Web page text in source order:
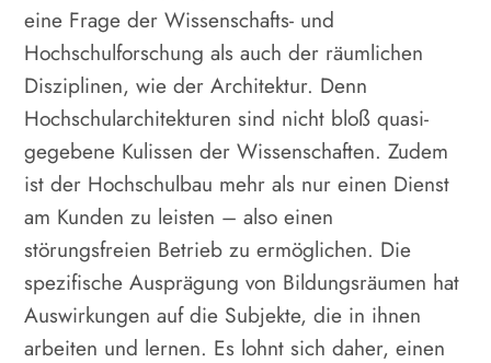
eine Frage der Wissenschafts- und
Hochschulforschung als auch der räumlichen
Disziplinen, wie der Architektur. Denn
Hochschularchitekturen sind nicht bloß quasi-
gegebene Kulissen der Wissenschaften. Zudem
ist der Hochschulbau mehr als nur einen Dienst
am Kunden zu leisten – also einen
störungsfreien Betrieb zu ermöglichen. Die
spezifische Ausprägung von Bildungsräumen hat
Auswirkungen auf die Subjekte, die in ihnen
arbeiten und lernen. Es lohnt sich daher, einen